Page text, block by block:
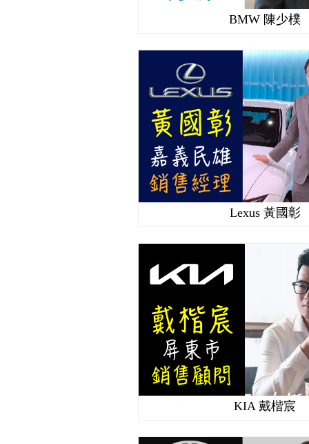
BMW 陳少樸
Lexus 黃國彰
KIA 戴楷宸